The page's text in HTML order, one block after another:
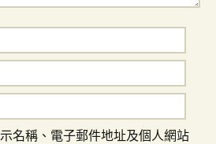
名稱、電子郵件地址及個人網站